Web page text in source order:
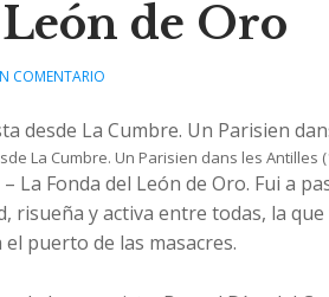
de Oro
COMENTARIO
La Cumbre. Un Parisien dans les Antilles
La Fonda del León de Oro. Fui a
risueña y activa entre todas, la
puerto de las masacres.